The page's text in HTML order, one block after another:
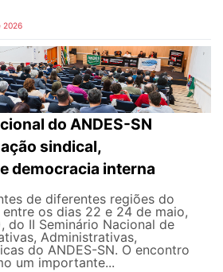
2026
do ANDES-SN
sindical,
democracia interna
de diferentes regiões do
os dias 22 e 24 de maio,
do II Seminário Nacional de
Administrativas,
do ANDES-SN. O encontro
um importante...